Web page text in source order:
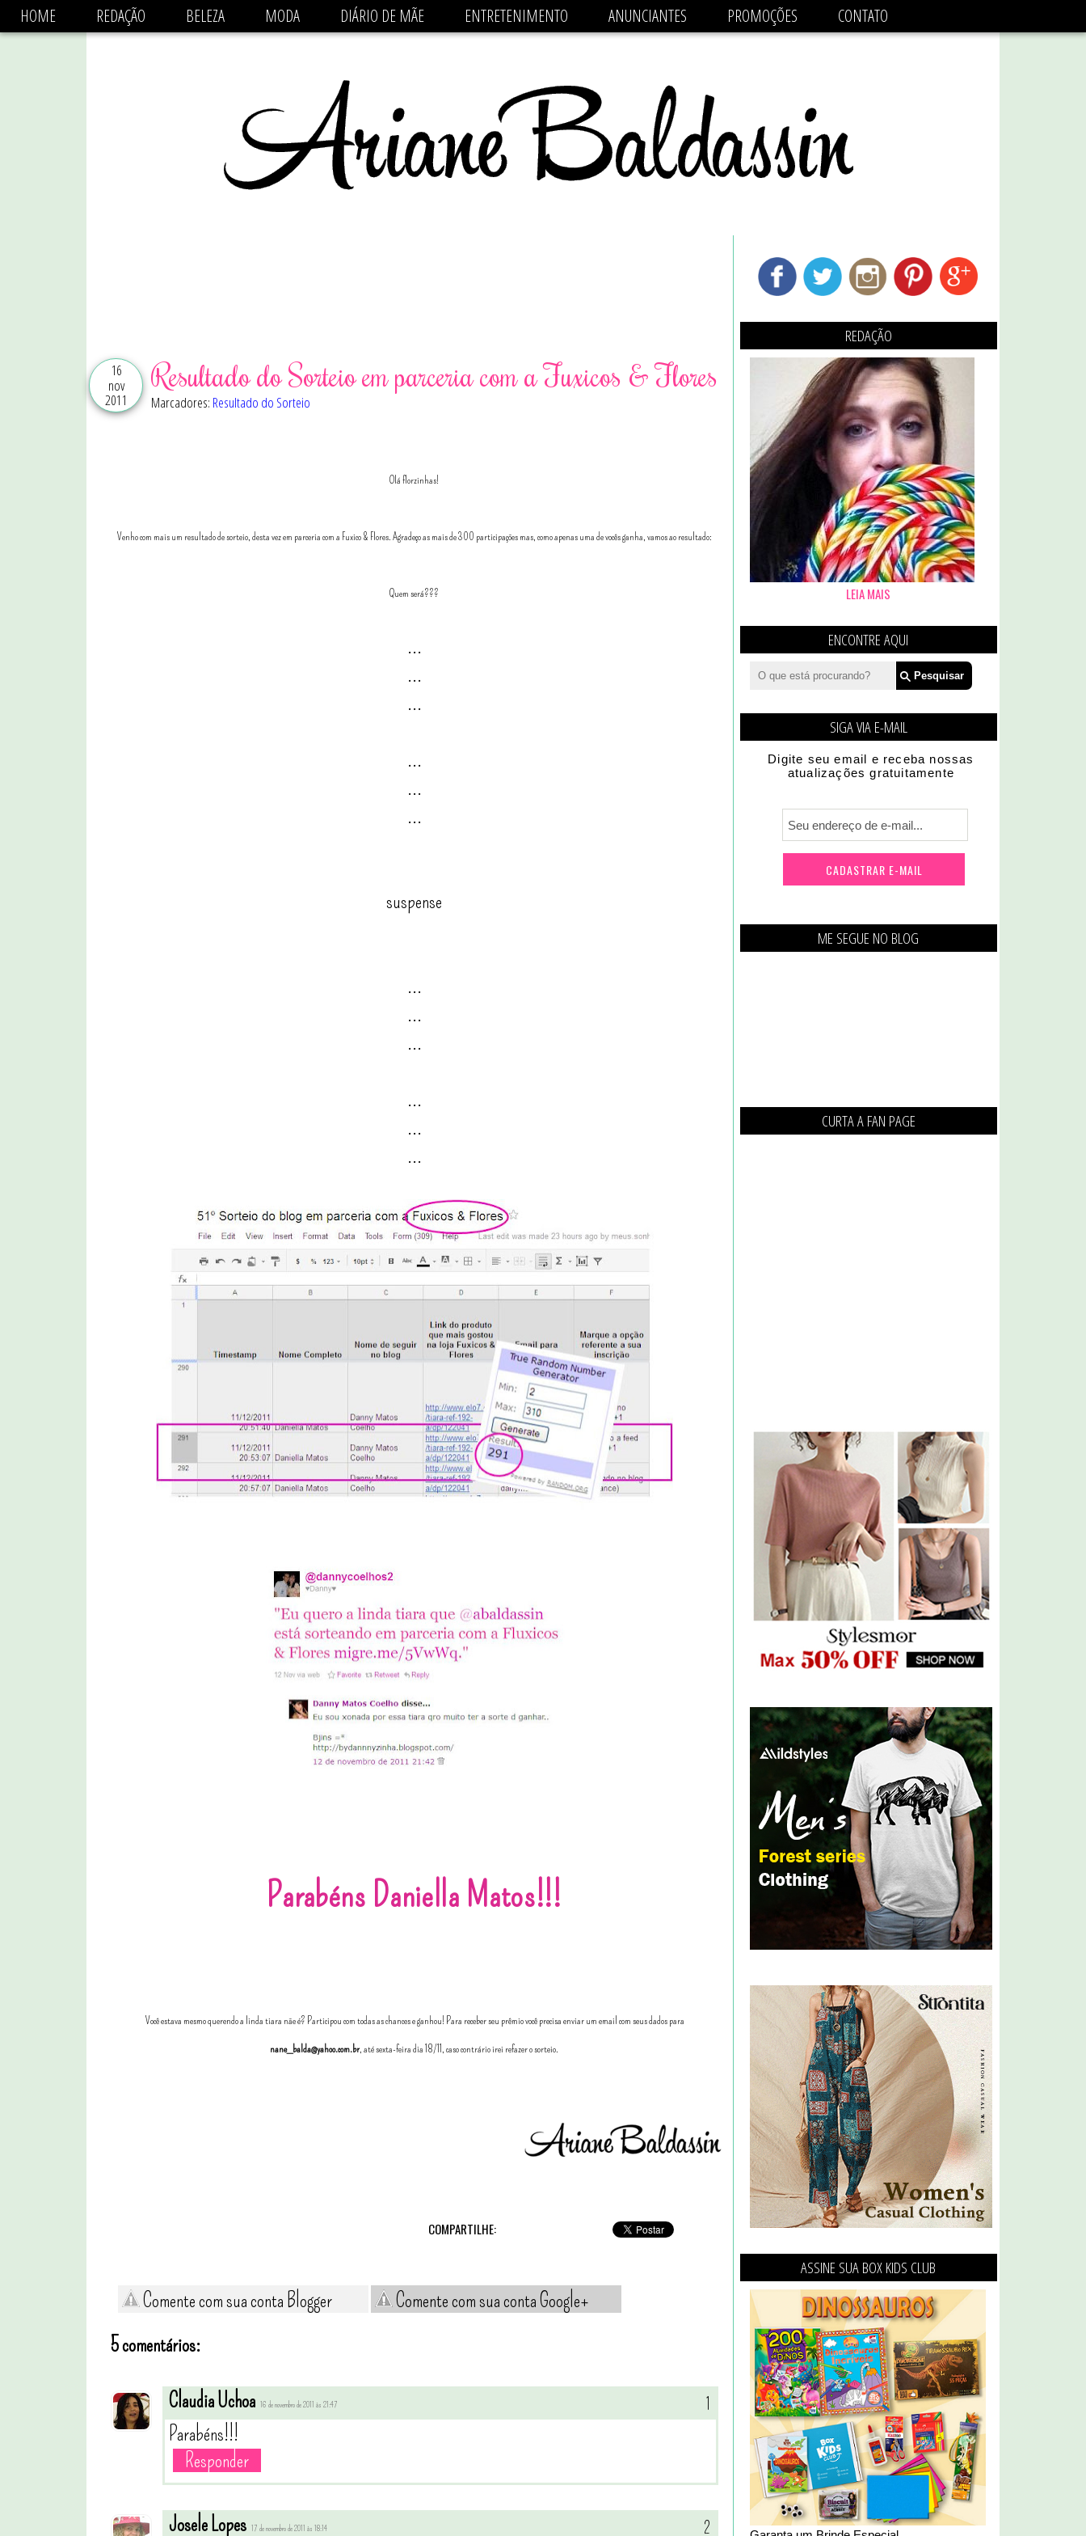
async='async' data-ad-client='ca-pub-1470782825684808' src='https://pagead2.googlesyndication.com/pagead/js/adsbygoogle.js'/>
HOME REDAÇÃO BELEZA MODA DIÁRIO DE MÃE ENTRETENIMENTO ANUNCIANTES PROMOÇÕES CONTATO
16
nov
2011
Resultado do Sorteio em parceria com a Fuxicos & Flores
Marcadores: Resultado do Sorteio
Olá florzinhas!
Venho com mais um resultado de sorteio, desta vez em parceria com a Fuxico & Flores. Agradeço as mais de 300 participações mas, como apenas uma de vocês ganha, vamos ao resultado:
Quem será???
...
...
...
...
...
...
suspense
...
...
...
...
...
...
Parabéns Daniella Matos!!!
Você estava mesmo querendo a linda tiara nãe é? Participou com todas as chances e ganhou! Para receber seu prêmio você precisa enviar um email com seus dados para
nane_balda@yahoo.com.br, até sexta-feira dia 18/11, caso contrário irei refazer o sorteio.
COMPARTILHE:
Comente com sua conta Blogger
Comente com sua conta Google+
5 comentários:
Claudia Uchoa 16 de novembro de 2011 às 21:47
Parabéns!!!
Responder
Josele Lopes 17 de novembro de 2011 às 18:14
REDAÇÃO
LEIA MAIS
ENCONTRE AQUI
SIGA VIA E-MAIL
Digite seu email e receba nossas
atualizações gratuitamente
ME SEGUE NO BLOG
CURTA A FAN PAGE
ASSINE SUA BOX KIDS CLUB